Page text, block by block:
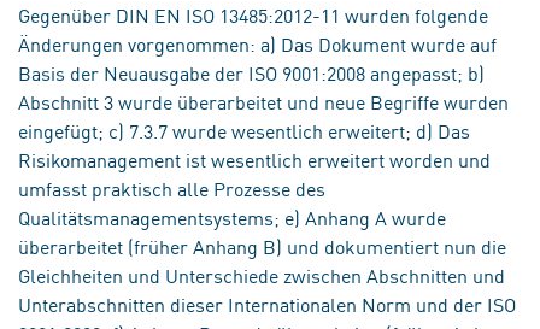
Gegenüber DIN EN ISO 13485:2012-11 wurden folgende
Änderungen vorgenommen: a) Das Dokument wurde auf
Basis der Neuausgabe der ISO 9001:2008 angepasst; b)
Abschnitt 3 wurde überarbeitet und neue Begriffe wurden
eingefügt; c) 7.3.7 wurde wesentlich erweitert; d) Das
Risikomanagement ist wesentlich erweitert worden und
umfasst praktisch alle Prozesse des
Qualitätsmanagementsystems; e) Anhang A wurde
überarbeitet (früher Anhang B) und dokumentiert nun die
Gleichheiten und Unterschiede zwischen Abschnitten und
Unterabschnitten dieser Internationalen Norm und der ISO